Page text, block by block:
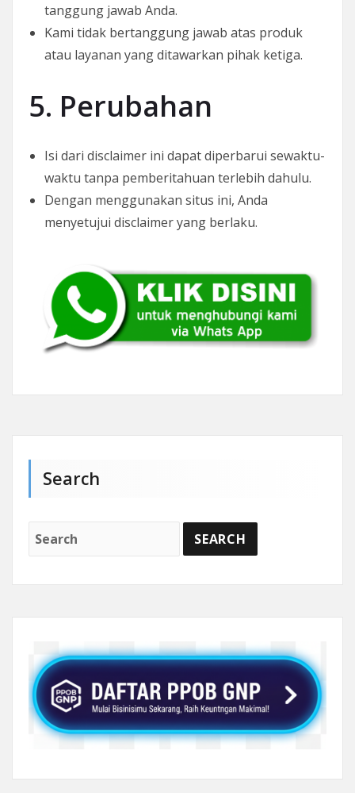
tanggung jawab Anda.
Kami tidak bertanggung jawab atas produk
atau layanan yang ditawarkan pihak ketiga.
5. Perubahan
Isi dari disclaimer ini dapat diperbarui sewaktu-
waktu tanpa pemberitahuan terlebih dahulu.
Dengan menggunakan situs ini, Anda
menyetujui disclaimer yang berlaku.
Search